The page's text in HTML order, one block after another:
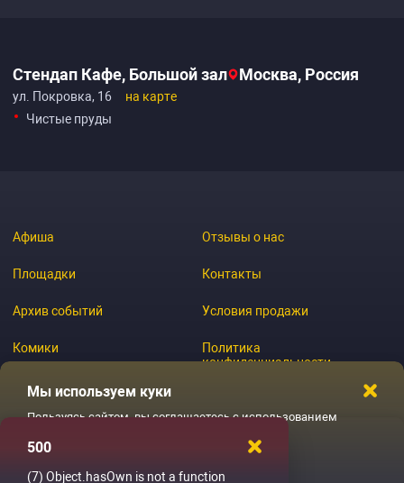
Стендап Кафе, Большой зал Москва, Россия
ул. Покровка, 16
на карте
Чистые пруды
Афиша
Площадки
Архив событий
Комики
Журнал
Отзывы о нас
Контакты
Условия продажи
Политика
конфиденциальности
Мы используем куки
Пользуясь сайтом, вы соглашаетесь с использованием
Ладненько
500
(7) Object.hasOwn is not a function